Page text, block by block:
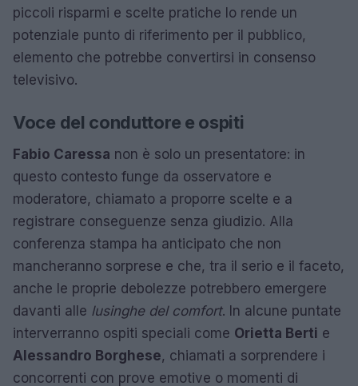
piccoli risparmi e scelte pratiche lo rende un
potenziale punto di riferimento per il pubblico,
elemento che potrebbe convertirsi in consenso
televisivo.
Voce del conduttore e ospiti
Fabio Caressa non è solo un presentatore: in
questo contesto funge da osservatore e
moderatore, chiamato a proporre scelte e a
registrare conseguenze senza giudizio. Alla
conferenza stampa ha anticipato che non
mancheranno sorprese e che, tra il serio e il faceto,
anche le proprie debolezze potrebbero emergere
davanti alle lusinghe del comfort. In alcune puntate
interverranno ospiti speciali come Orietta Berti e
Alessandro Borghese, chiamati a sorprendere i
concorrenti con prove emotive o momenti di